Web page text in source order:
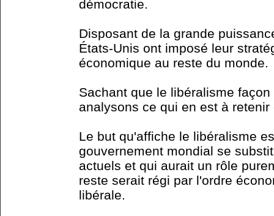
démocratie.
Disposant de la grande
États-Unis ont imposé leur
économique au reste du monde.
Sachant que le libéralisme
analysons ce qui en est à retenir
Le but qu'affiche le libéralisme
gouvernement mondial se
actuels et qui aurait un rôle
reste serait régi par l'ordre
libérale.